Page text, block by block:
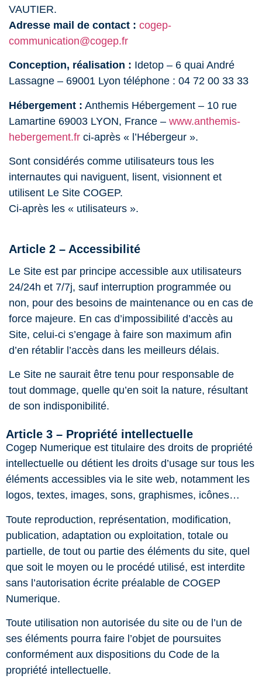
VAUTIER.
Adresse mail de contact : cogep-
communication@cogep.fr
Conception, réalisation : Idetop – 6 quai André
Lassagne – 69001 Lyon téléphone : 04 72 00 33 33
Hébergement : Anthemis Hébergement – 10 rue
Lamartine 69003 LYON, France – www.anthemis-
hebergement.fr ci-après « l’Hébergeur ».
Sont considérés comme utilisateurs tous les
internautes qui naviguent, lisent, visionnent et
utilisent Le Site COGEP.
Ci-après les « utilisateurs ».
Article 2 – Accessibilité
Le Site est par principe accessible aux utilisateurs
24/24h et 7/7j, sauf interruption programmée ou
non, pour des besoins de maintenance ou en cas de
force majeure. En cas d’impossibilité d’accès au
Site, celui-ci s’engage à faire son maximum afin
d’en rétablir l’accès dans les meilleurs délais.
Le Site ne saurait être tenu pour responsable de
tout dommage, quelle qu’en soit la nature, résultant
de son indisponibilité.
Article 3 – Propriété intellectuelle
Cogep Numerique est titulaire des droits de propriété
intellectuelle ou détient les droits d’usage sur tous les
éléments accessibles via le site web, notamment les
logos, textes, images, sons, graphismes, icônes…
Toute reproduction, représentation, modification,
publication, adaptation ou exploitation, totale ou
partielle, de tout ou partie des éléments du site, quel
que soit le moyen ou le procédé utilisé, est interdite
sans l’autorisation écrite préalable de COGEP
Numerique.
Toute utilisation non autorisée du site ou de l’un de
ses éléments pourra faire l’objet de poursuites
conformément aux dispositions du Code de la
propriété intellectuelle.